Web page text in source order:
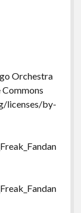
Orchestra
licenses/by-